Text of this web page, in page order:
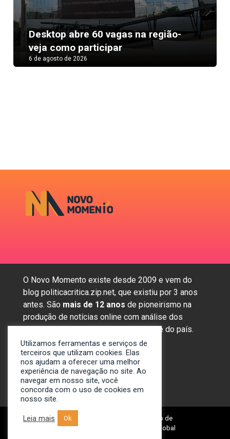
Desktop abre 60 vagas na região-
veja como participar
6 de agosto de 2026
Next
O Novo Momento existe desde 2009 e vem do
blog politicacritica.zip.net, que existiu por 3 anos
antes. São mais de 12 anos de pioneirismo na
produção de notícias online com análise dos
assuntos mais importantes da região e do país.
Sobre nós
Anunciar
Contato
© 2009-2024. Portal Novo Momento de
Notícias. Desenvolvido por: Spivit Global
Utilizamos ferramentas e serviços de
terceiros que utilizam cookies. Elas
nos ajudam a oferecer uma melhor
experiência de navegação no site. Ao
navegar em nosso site, você
concorda com o uso de cookies em
nosso site.
Leia mais Ok